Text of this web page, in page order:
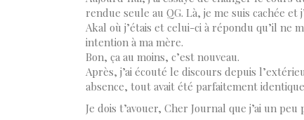
rendue seule au QG. Là, je me suis cachée et
Akal où j’étais et celui-ci à répondu qu’il ne
intention à ma mère.
Bon, ça au moins, c’est nouveau.
Après, j’ai écouté le discours depuis
absence, tout avait été parfaitement
Je dois t’avouer, Cher Journal que j’ai un peu